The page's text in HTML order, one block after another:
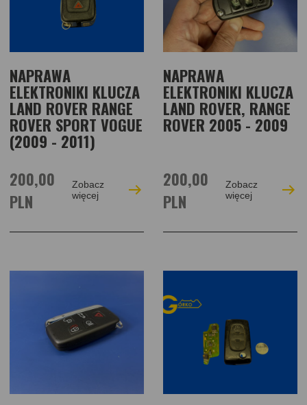
NAPRAWA
ELEKTRONIKI KLUCZA
LAND ROVER RANGE
ROVER SPORT VOGUE
(2009 - 2011)
200,00
PLN
Zobacz
więcej
NAPRAWA
ELEKTRONIKI KLUCZA
LAND ROVER, RANGE
ROVER 2005 - 2009
200,00
PLN
Zobacz
więcej